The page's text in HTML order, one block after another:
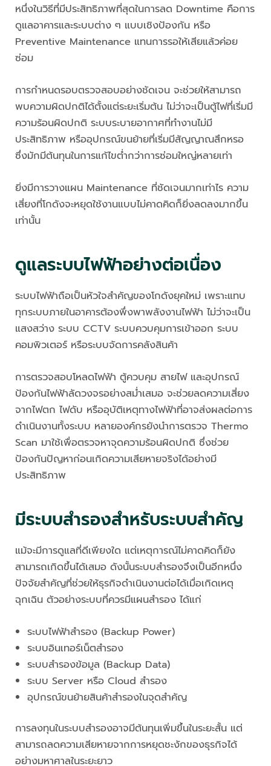
หนึ่งในวิธีที่มีประสิทธิภาพที่สุดในการลด Downtime คือการ
ดูแลอาคารและระบบต่าง ๆ แบบเชิงป้องกัน หรือ
Preventive Maintenance แทนการรอให้เสียแล้วค่อย
ซ่อม
การกำหนดรอบตรวจสอบอย่างชัดเจน จะช่วยให้สามารถ
พบความผิดปกติได้ตั้งแต่ระยะเริ่มต้น ไม่ว่าจะเป็นตู้ไฟที่เริ่มมี
ความร้อนผิดปกติ ระบบระบายอากาศที่ทำงานไม่มี
ประสิทธิภาพ หรืออุปกรณ์ขนย้ายที่เริ่มมีสัญญาณสึกหรอ
ซึ่งมักมีต้นทุนในการแก้ไขต่ำกว่าการซ่อมใหญ่หลายเท่า
ยิ่งมีการวางแผน Maintenance ที่ชัดเจนมากเท่าไร ความ
เสี่ยงที่โกดังจะหยุดใช้งานแบบไม่คาดคิดก็ยิ่งลดลงมากขึ้น
เท่านั้น
ดูแลระบบไฟฟ้าอย่างต่อเนื่อง
ระบบไฟฟ้าถือเป็นหัวใจสำคัญของโกดังยุคใหม่ เพราะแทบ
ทุกระบบภายในอาคารต้องพึ่งพาพลังงานไฟฟ้า ไม่ว่าจะเป็น
แสงสว่าง ระบบ CCTV ระบบควบคุมการเข้าออก ระบบ
คอมพิวเตอร์ หรือระบบจัดการคลังสินค้า
การตรวจสอบโหลดไฟฟ้า ตู้ควบคุม สายไฟ และอุปกรณ์
ป้องกันไฟฟ้าลัดวงจรอย่างสม่ำเสมอ จะช่วยลดความเสี่ยง
จากไฟตก ไฟดับ หรืออุบัติเหตุทางไฟฟ้าที่อาจส่งผลต่อการ
ดำเนินงานทั้งระบบ หลายองค์กรยังนำการตรวจ Thermo
Scan มาใช้เพื่อตรวจหาจุดความร้อนผิดปกติ ซึ่งช่วย
ป้องกันปัญหาก่อนเกิดความเสียหายจริงได้อย่างมี
ประสิทธิภาพ
มีระบบสำรองสำหรับระบบสำคัญ
แม้จะมีการดูแลที่ดีเพียงใด แต่เหตุการณ์ไม่คาดคิดก็ยัง
สามารถเกิดขึ้นได้เสมอ ดังนั้นระบบสำรองจึงเป็นอีกหนึ่ง
ปัจจัยสำคัญที่ช่วยให้ธุรกิจดำเนินงานต่อได้เมื่อเกิดเหตุ
ฉุกเฉิน ตัวอย่างระบบที่ควรมีแผนสำรอง ได้แก่
ระบบไฟฟ้าสำรอง (Backup Power)
ระบบอินเทอร์เน็ตสำรอง
ระบบสำรองข้อมูล (Backup Data)
ระบบ Server หรือ Cloud สำรอง
อุปกรณ์ขนย้ายสินค้าสำรองในจุดสำคัญ
การลงทุนในระบบสำรองอาจมีต้นทุนเพิ่มขึ้นในระยะสั้น แต่
สามารถลดความเสียหายจากการหยุดชะงักของธุรกิจได้
อย่างมหาศาลในระยะยาว